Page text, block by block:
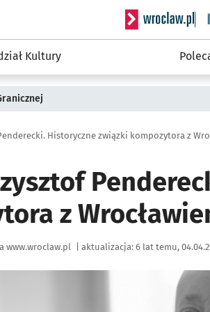
Serwis
Kultury
Historyczne związki kompozytora z
z
www.wroclaw.pl aktualizacja: 6 lat temu,